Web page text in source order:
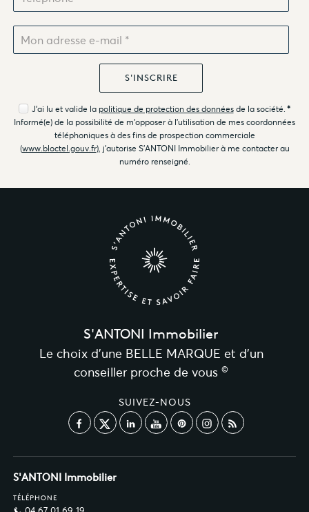
J'ai lu et valide la politique de protection des donnéesde la société. *
Informé(e) de la possibilité de m'opposer à l'utilisation de mes coordonnées
téléphoniques à des fins de prospection commerciale
(www.bloctel.gouv.fr), j'autorise S'ANTONI Immobilier à me contacter au
numéro renseigné.
S'ANTONI Immobilier
Le choix d’une BELLE MARQUE et d’un
conseiller proche de vous ©
SUIVEZ-NOUS
S'ANTONI Immobilier
TÉLÉPHONE